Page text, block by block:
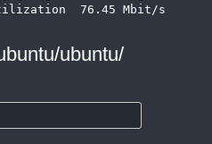
ubuntu/